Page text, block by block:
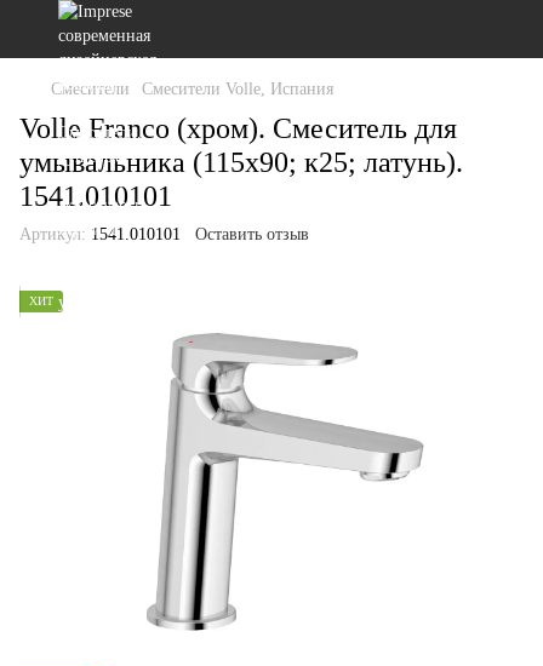
Смесители Смесители Volle, Испания
Volle Franco (хром). Смеситель для
умывальника (115x90; к25; латунь).
1541.010101
Артикул: 1541.010101 Оставить отзыв
ХИТ